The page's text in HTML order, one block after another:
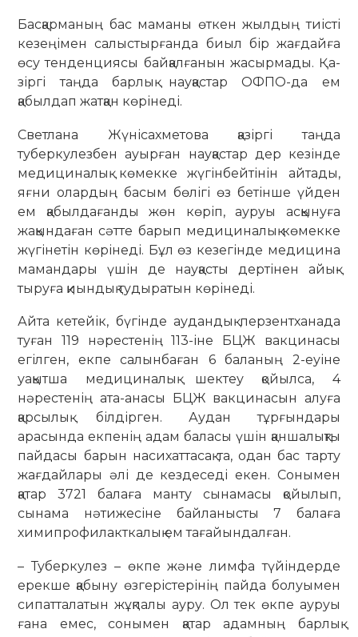
Басқарманың бас маманы өткен жыл­­дың тиісті
кезеңімен салыс­тыр­ғанда биыл бір жағдайға
өсу тенден­циясы байқалғанын жасыр­мады. Қа­
зіргі таңда барлық науқастар ОФПО-да ем
қабылдап жатқан көрінеді.
Светлана Жүнісахметова қазіргі таңда
туберкулезбен ауырған нау­қастар дер кезінде
медициналық кө­мекке жүгінбейтінін айтады,
яғни олар­дың басым бөлігі өз бетінше үйден
ем қабылдағанды жөн көріп, ауруы асқынуға
жақындаған сәтте ба­рып медициналық көмекке
жүгінетін көрінеді. Бұл өз кезегінде медицина
маман­дары үшін де науқасты дертінен айық­
тыруға қиындық тудыратын көрінеді.
Айта кетейік, бүгінде аудандық перзентханада
туған 119 нәрестенің 113-іне БЦЖ вакцинасы
егілген, екпе салынбаған 6 баланың 2-еуіне
уақытша медициналық шектеу қойыл­са, 4
нәрестенің ата-анасы БЦЖ вак­цинасын алуға
қарсылық білдірген. Аудан тұрғындары
арасында екпенің адам баласы үшін қаншалықты
пай­дасы барын насихаттасақ та, одан бас тарту
жағдайлары әлі де кез­деседі екен. Сонымен
қатар 3721 ба­лаға манту сынамасы қойылып,
сынама нәтижесіне байланысты 7 ба­лаға
химипрофилакткалық ем тағайындалған.
– Туберкулез – өкпе және лимфа түйіндерде
ерекше қабыну өзге­рістерінің пайда болуымен
сипат­талатын жұқпалы ауру. Ол тек өкпе ауруы
ғана емес, сонымен қатар адам­ның барлық